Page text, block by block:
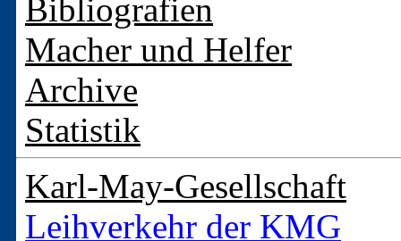
Bibliografien
Macher und Helfer
Archive
Statistik
Karl-May-Gesellschaft
Leihverkehr der KMG